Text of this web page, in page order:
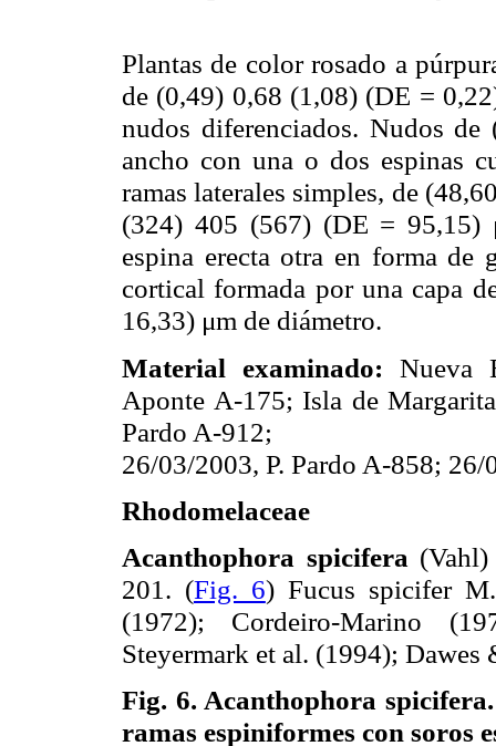
Plantas de color rosado a
de (0,49) 0,68 (1,08) (DE =
nudos diferenciados. Nudos
ancho con una o dos espinas
ramas laterales simples, de
(324) 405 (567) (DE = 95,15)
espina erecta otra en forma de
cortical formada por una capa
16,33) μm de diámetro.
Material examinado:Nueva
Aponte A-175; Isla de
Pardo A-912;
26/03/2003, P. Pardo A-858; 26/
Rhodomelaceae
Acanthophora spicifera
201. (Fig. 6) Fucus spicifer
(1972); Cordeiro-Marino
Steyermark et al. (1994);
Fig. 6. Acanthophora
ramas espiniformes con soros